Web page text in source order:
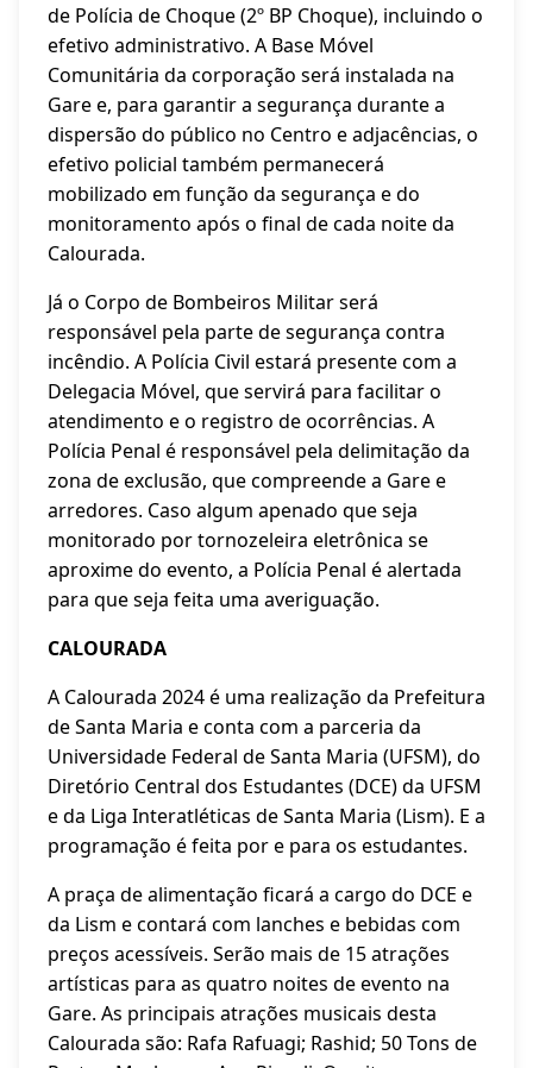
de Polícia de Choque (2º BP Choque), incluindo o
efetivo administrativo. A Base Móvel
Comunitária da corporação será instalada na
Gare e, para garantir a segurança durante a
dispersão do público no Centro e adjacências, o
efetivo policial também permanecerá
mobilizado em função da segurança e do
monitoramento após o final de cada noite da
Calourada.
Já o Corpo de Bombeiros Militar será
responsável pela parte de segurança contra
incêndio. A Polícia Civil estará presente com a
Delegacia Móvel, que servirá para facilitar o
atendimento e o registro de ocorrências. A
Polícia Penal é responsável pela delimitação da
zona de exclusão, que compreende a Gare e
arredores. Caso algum apenado que seja
monitorado por tornozeleira eletrônica se
aproxime do evento, a Polícia Penal é alertada
para que seja feita uma averiguação.
CALOURADA
A Calourada 2024 é uma realização da Prefeitura
de Santa Maria e conta com a parceria da
Universidade Federal de Santa Maria (UFSM), do
Diretório Central dos Estudantes (DCE) da UFSM
e da Liga Interatléticas de Santa Maria (Lism). E a
programação é feita por e para os estudantes.
A praça de alimentação ficará a cargo do DCE e
da Lism e contará com lanches e bebidas com
preços acessíveis. Serão mais de 15 atrações
artísticas para as quatro noites de evento na
Gare. As principais atrações musicais desta
Calourada são: Rafa Rafuagi; Rashid; 50 Tons de